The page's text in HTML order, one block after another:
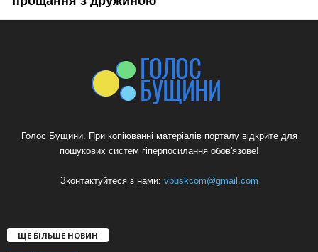
Голос Бущини. При копіюванні матеріалів порталу відкрите для
пошукових систем гіперпосилання обов'язове!
Зконтактуйтеся з нами: vbuskcom@gmail.com
ЩЕ БІЛЬШЕ НОВИН